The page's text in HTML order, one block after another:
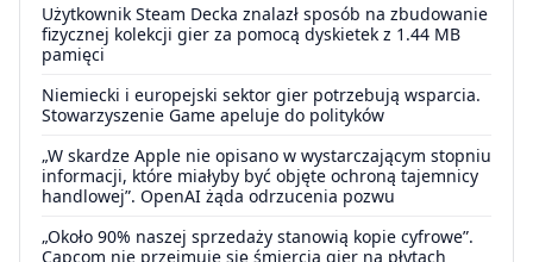
Użytkownik Steam Decka znalazł sposób na zbudowanie
fizycznej kolekcji gier za pomocą dyskietek z 1.44 MB
pamięci
Niemiecki i europejski sektor gier potrzebują wsparcia.
Stowarzyszenie Game apeluje do polityków
„W skardze Apple nie opisano w wystarczającym stopniu
informacji, które miałyby być objęte ochroną tajemnicy
handlowej”. OpenAI żąda odrzucenia pozwu
„Około 90% naszej sprzedaży stanowią kopie cyfrowe”.
Capcom nie przejmuje się śmiercią gier na płytach